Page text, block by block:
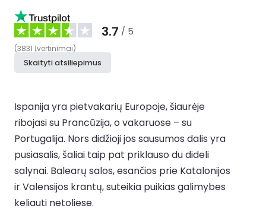
3.7 / 5
(3831 Įvertinimai)
Skaityti atsiliepimus
Ispanija yra pietvakarių Europoje, šiaurėje
ribojasi su Prancūzija, o vakaruose – su
Portugalija. Nors didžioji jos sausumos dalis yra
pusiasalis, šaliai taip pat priklauso du dideli
salynai. Balearų salos, esančios prie Katalonijos
ir Valensijos krantų, suteikia puikias galimybes
keliauti netoliese.